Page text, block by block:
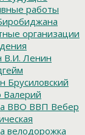
работы
организации
В.И. Ленин
Брусиловский
Валерий
ВВО ВВП Вебер
велодорожка